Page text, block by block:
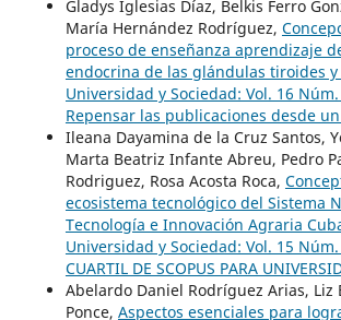
Gladys Iglesias Díaz, Belkis Ferro
María Hernández Rodríguez,
proceso de enseñanza aprendizaje
endocrina de las glándulas tiroides
Universidad y Sociedad: Vol. 16
Repensar las publicaciones desde
Ileana Dayamina de la Cruz Santos,
Marta Beatriz Infante Abreu, Pedro
Rodriguez, Rosa Acosta Roca,
ecosistema tecnológico del Sistema
Tecnología e Innovación Agraria
Universidad y Sociedad: Vol. 15 Núm.
CUARTIL DE SCOPUS PARA
Abelardo Daniel Rodríguez Arias, Liz
Ponce, Aspectos esenciales para